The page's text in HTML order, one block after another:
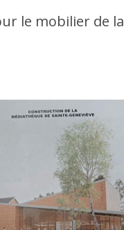
le mobilier de la